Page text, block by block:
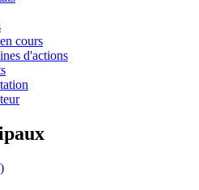
cours
d'actions